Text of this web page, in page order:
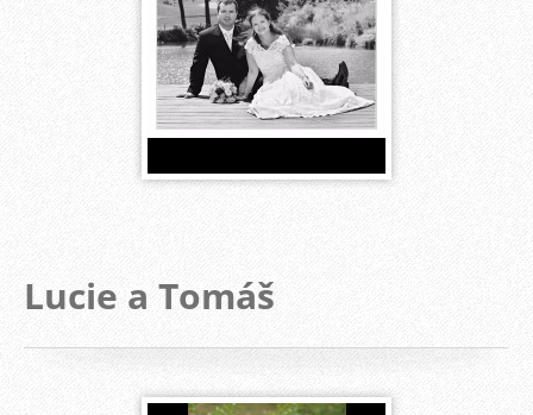
Lucie a Tomáš